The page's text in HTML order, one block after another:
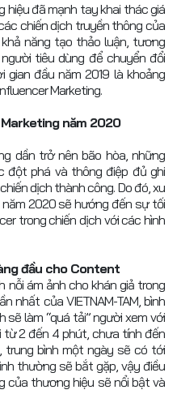
hiệu đã mạnh tay khai thác giá
chiến dịch truyền thông của
năng tạo thảo luận, tương
tiêu dùng để chuyển đổi
đầu năm 2019 là khoảng
Marketing.
năm 2020
dần trở nên bão hòa, những
đột phá và thông điệp đủ ghi
dịch thành công. Do đó, xu
2020 sẽ hướng đến sự tối
trong chiến dịch với các hình
đầu cho Content
ám ảnh cho khán giả trong
nhất của VIETNAM-TAM, bình
sẽ làm “quá tải” người xem với
từ 2 đến 4 phút, chưa tính đến
trung bình một ngày sẽ có tới
thường sẽ bắt gặp, vậy điều
của thương hiệu sẽ nổi bật và